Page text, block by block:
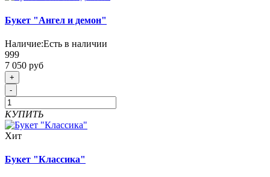
Букет "Ангел и демон"
Наличие:Есть в наличии
999
7 050 руб
+
-
КУПИТЬ
Хит
Букет "Классика"